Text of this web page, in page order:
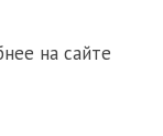
на сайте